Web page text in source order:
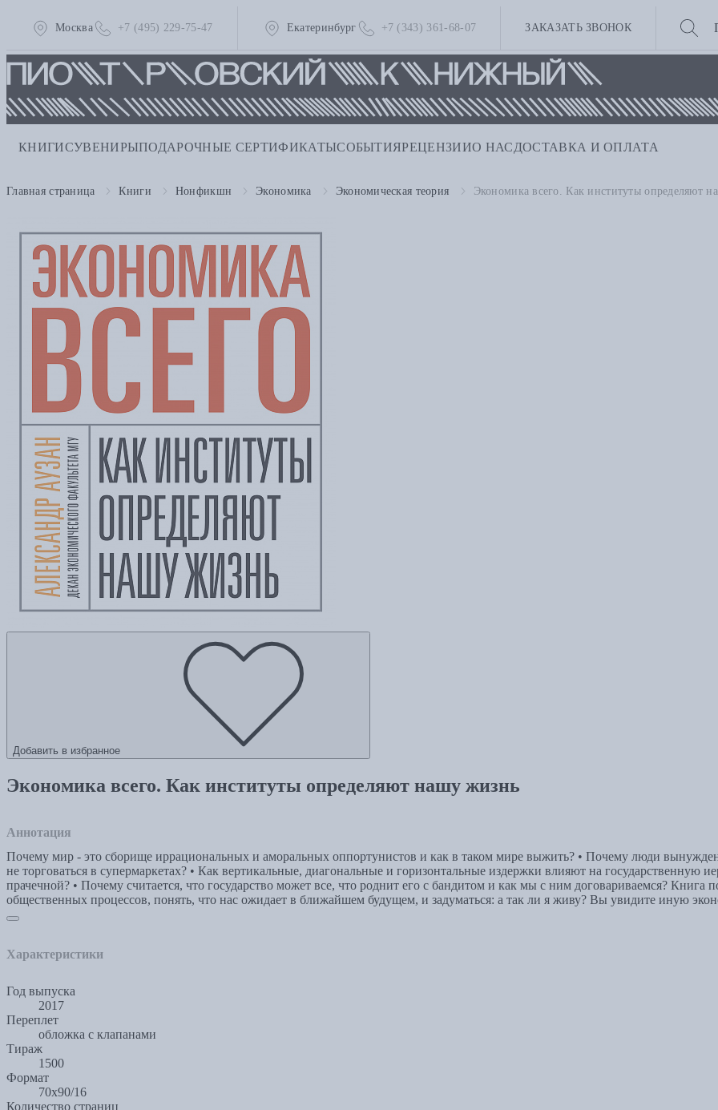
Москва +7 (495) 229-75-47 Екатеринбург +7 (343) 361-68-07 ЗАКАЗАТЬ ЗВОНОК
КНИГИСУВЕНИРЫПОДАРОЧНЫЕ СЕРТИФИКАТЫСОБЫТИЯРЕЦЕНЗИИО НАС ДОСТАВКА И ОПЛАТА
Главная страница Книги Нонфикшн Экономика Экономическая теория Экономика всего. Как институты определяют
Добавить в избранное
Экономика всего. Как институты определяют нашу жизнь
Аннотация
Почему мир - это сборище иррациональных и аморальных оппортунистов и как в таком мире выжить? • Почему люди
не торговаться в супермаркетах? • Как вертикальные, диагональные и горизонтальные издержки влияют на
прачечной? • Почему считается, что государство может все, что роднит его с бандитом и как мы с ним договариваемся? Книга
общественных процессов, понять, что нас ожидает в ближайшем будущем, и задуматься: а так ли я живу? Вы увидите иную
Характеристики
Год выпуска
2017
Переплет
обложка с клапанами
Тираж
1500
Формат
70x90/16
Количество страниц